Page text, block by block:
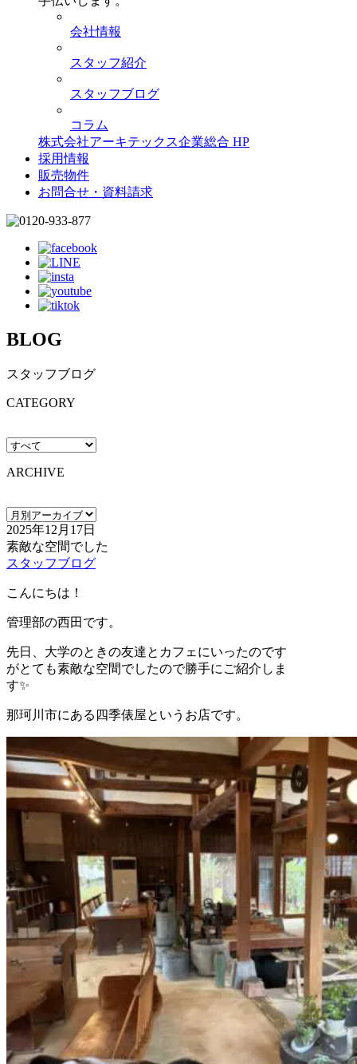
会社情報
スタッフ紹介
スタッフブログ
コラム
株式会社アーキテックス企業総合 HP
採用情報
販売物件
お問合せ・資料請求
BLOG
スタッフブログ
CATEGORY
ARCHIVE
2025年12月17日
素敵な空間でした
スタッフブログ
こんにちは！
管理部の西田です。
先日、大学のときの友達とカフェにいったのです
がとても素敵な空間でしたので勝手にご紹介しま
す✨
那珂川市にある四季俵屋というお店です。